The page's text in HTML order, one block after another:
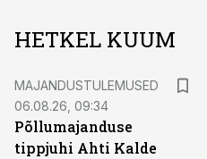
HETKEL KUUM
MAJANDUSTULEMUSED
06.08.26, 09:34
Põllumajanduse
tippjuhi Ahti Kalde